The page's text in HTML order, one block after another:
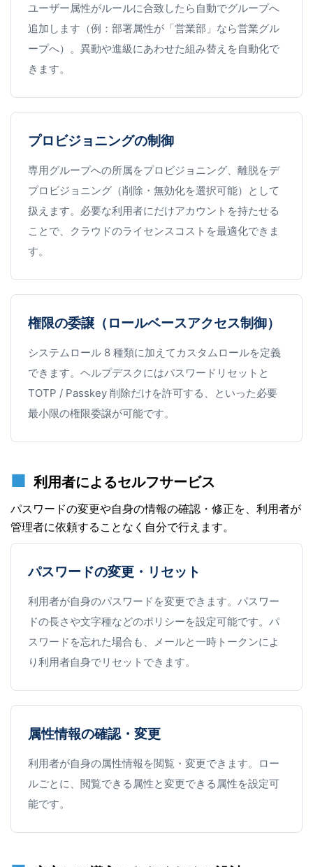
ユーザー属性がルールに合致したら自動でグループへ
追加します（例：部署属性が「営業部」なら営業グル
ープへ）。異動や進級にあわせた組み替えを自動化で
きます。
プロビジョニングの制御
専用グループへの所属をプロビジョニング、離脱をデ
プロビジョニング（削除・無効化を選択可能）として
扱えます。必要な利用者にだけアカウントを持たせる
ことで、クラウドのライセンスコストを最適化できま
す。
権限の委譲（ロールベースアクセス制御）
システムロール 8 種類に加えてカスタムロールを定義
できます。ヘルプデスクにはパスワードリセットと
TOTP / Passkey 削除だけを許可する、といった必要
最小限の権限委譲が可能です。
利用者によるセルフサービス
パスワードの変更や自身の情報の確認・修正を、利用者が
管理者に依頼することなく自分で行えます。
パスワードの変更・リセット
利用者が自身のパスワードを変更できます。パスワー
ドの長さや文字種などのポリシーを設定可能です。パ
スワードを忘れた場合も、メールと一時トークンによ
り利用者自身でリセットできます。
属性情報の確認・変更
利用者が自身の属性情報を閲覧・変更できます。ロー
ルごとに、閲覧できる属性と変更できる属性を設定可
能です。